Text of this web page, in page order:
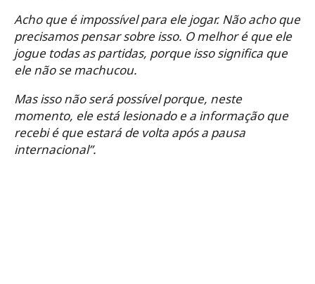
Acho que é impossível para ele jogar. Não acho que
precisamos pensar sobre isso. O melhor é que ele
jogue todas as partidas, porque isso significa que
ele não se machucou.
Mas isso não será possível porque, neste
momento, ele está lesionado e a informação que
recebi é que estará de volta apósa pausa
internacional”.